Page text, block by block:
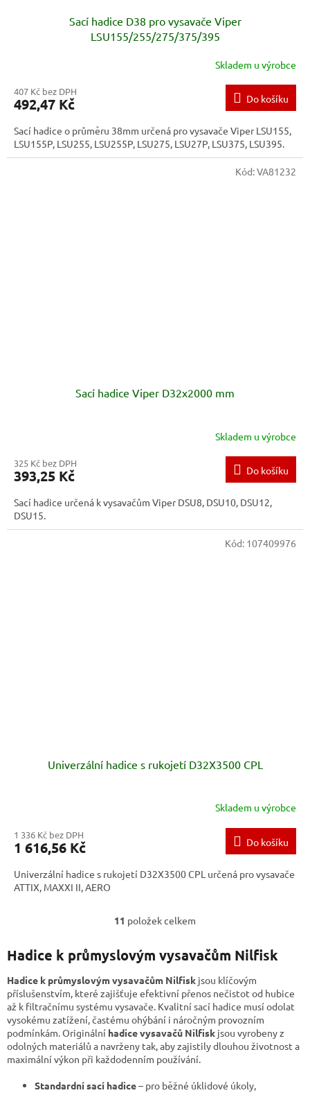
Sací hadice D38 pro vysavače Viper
LSU155/255/275/375/395
Skladem u výrobce
407 Kč bez DPH
492,47 Kč Do košíku
Sací hadice o průměru 38mm určená pro vysavače Viper LSU155,
LSU155P, LSU255, LSU255P, LSU275, LSU27P, LSU375, LSU395.
Sací hadice Viper D32x2000 mm
Skladem u výrobce
325 Kč bez DPH
393,25 Kč Do košíku
Sací hadice určená k vysavačům Viper DSU8, DSU10, DSU12,
DSU15.
Kód:VA81232
Univerzální hadice s rukojetí D32X3500 CPL
Skladem u výrobce
1 336 Kč bez DPH
1 616,56 Kč Do košíku
Univerzální hadice s rukojetí D32X3500 CPL určená pro vysavače
ATTIX, MAXXI II, AERO
Kód: 107409976
O
l
d
a
c
í
p
r
v
y
11 položek celkem
Hadice k průmyslovým vysavačům Nilfisk
Hadice k průmyslovým vysavačům Nilfisk jsou klíčovým
příslušenstvím, které zajišťuje efektivní přenos nečistot od hubice
až k filtračnímu systému vysavače. Kvalitní sací hadice musí odolat
vysokému zatížení, častému ohýbání i náročným provozním
podmínkám. Originální hadice vysavačů Nilfisk jsou vyrobeny z
odolných materiálů a navrženy tak, aby zajistily dlouhou životnost a
maximální výkon při každodenním používání.
Standardní sací hadice– pro běžné úklidové úkoly,